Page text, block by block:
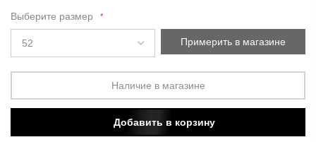
gallery
Выберите размер
Примерить в магазине
Наличие в магазине
Добавить в корзину